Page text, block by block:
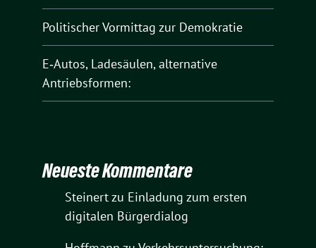
Politischer Vormittag zur Demokratie
E‑Autos, Ladesäulen, alternative
Antriebsformen:
Neueste Kommentare
Steinertzu Einladung zum ersten
digitalen Bürgerdialog